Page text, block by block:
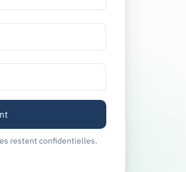
restent confidentielles.